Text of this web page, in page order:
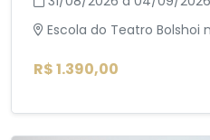
Escola do Teatro Bolshoi
R$ 1.390,00